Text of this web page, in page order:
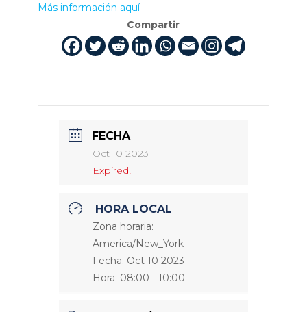
Más información aquí
Compartir
FECHA
Oct 10 2023
Expired!
HORA LOCAL
Zona horaria:
America/New_York
Fecha: Oct 10 2023
Hora: 08:00 - 10:00